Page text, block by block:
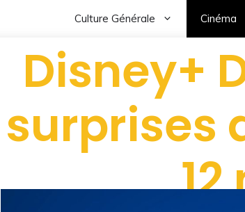
Culture Générale Cinéma
Disney+
surprises